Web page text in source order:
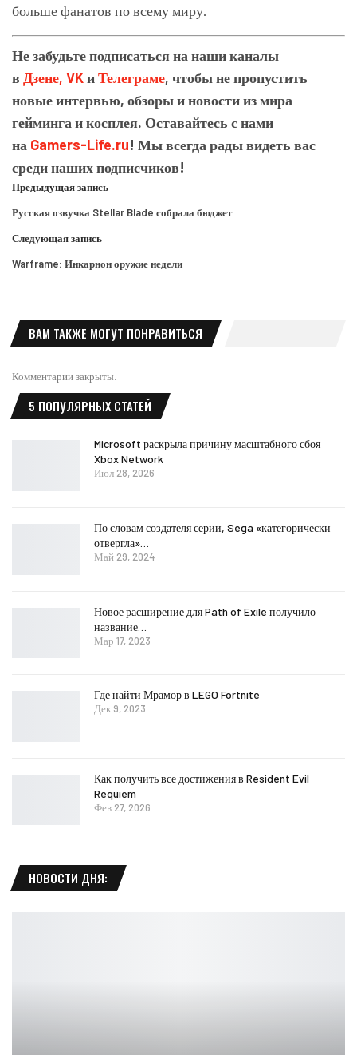
больше фанатов по всему миру.
Не забудьте подписаться на наши каналы
в Дзене, VKиТелеграме, чтобы не пропустить
новые интервью, обзоры и новости из мира
гейминга и косплея. Оставайтесь с нами
на Gamers-Life.ru! Мы всегда рады видеть вас
среди наших подписчиков!
Предыдущая запись
Русская озвучка Stellar Blade собрала бюджет
Следующая запись
Warframe: Инкарнон оружие недели
ВАМ ТАКЖЕ МОГУТ ПОНРАВИТЬСЯ
Комментарии закрыты.
5 ПОПУЛЯРНЫХ СТАТЕЙ
Microsoft раскрыла причину масштабного сбоя
Xbox Network
Июл 28, 2026
По словам создателя серии, Sega «категорически
отвергла»…
Май 29, 2024
Новое расширение для Path of Exile получило
название…
Мар 17, 2023
Где найти Мрамор в LEGO Fortnite
Дек 9, 2023
Как получить все достижения в Resident Evil
Requiem
Фев 27, 2026
НОВОСТИ ДНЯ: